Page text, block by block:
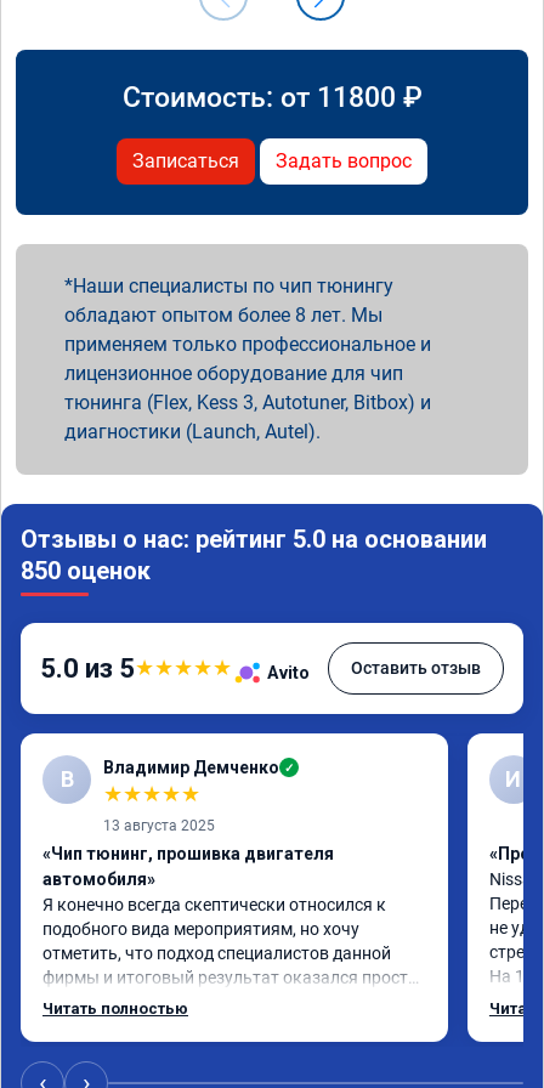
Стоимость: от 11800 ₽
Записаться Задать вопрос
Наши специалисты по чип тюнингу
обладают опытом более 8 лет. Мы
применяем только профессиональное и
лицензионное оборудование для чип
тюнинга (Flex, Kess 3, Autotuner, Bitbox) и
диагностики (Launch, Autel).
Отзывы о нас: рейтинг 5.0 на основании
850 оценок
5.0 из 5★★★★★ Avito Оставить отзыв
В Владимир Демченко ✓
★★★★★
13 августа 2025
«Чип тюнинг, прошивка двигателя
автомобиля»
Я конечно всегда скептически относился к
подобного вида мероприятиям, но хочу
отметить, что подход специалистов данной
фирмы и итоговый результат оказался просто
замечательным.
автомобиль. Первый 2014 года был у меня с
Читать полностью
И
не
На
без